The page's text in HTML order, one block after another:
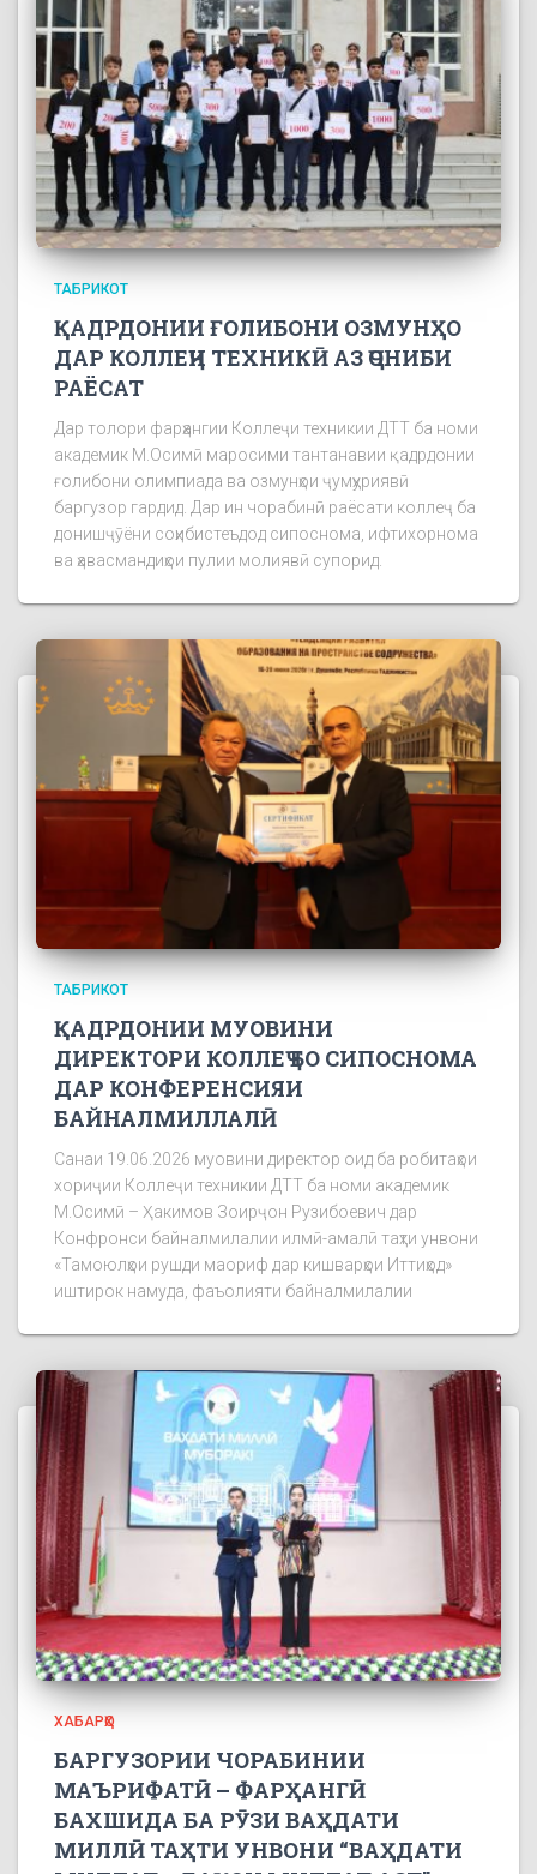
ТАБРИКОТ
ҚАДРДОНИИ ҒОЛИБОНИ ОЗМУНҲО
ДАР КОЛЛЕҶИ ТЕХНИКӢ АЗ ҶОНИБИ
РАЁСАТ
Дар толори фарҳангии Коллеҷи техникии ДТТ ба номи
академик М.Осимӣ маросими тантанавии қадрдонии
ғолибони олимпиада ва озмунҳои ҷумҳуриявӣ
баргузор гардид. Дар ин чорабинӣ раёсати коллеҷ ба
донишҷӯёни соҳибистеъдод сипоснома, ифтихорнома
ва ҳавасмандиҳои пулии молиявӣ супорид.
ТАБРИКОТ
ҚАДРДОНИИ МУОВИНИ
ДИРЕКТОРИ КОЛЛЕҶ БО СИПОСНОМА
ДАР КОНФЕРЕНСИЯИ
БАЙНАЛМИЛЛАЛӢ
Санаи 19.06.2026 муовини директор оид ба робитаҳои
хориҷии Коллеҷи техникии ДТТ ба номи академик
М.Осимӣ – Ҳакимов Зоирҷон Рузибоевич дар
Конфронси байналмилалии илмӣ-амалӣ таҳти унвони
«Тамоюлҳои рушди маориф дар кишварҳои Иттиҳод»
иштирок намуда, фаъолияти байналмилалии
ХАБАРҲО
БАРГУЗОРИИ ЧОРАБИНИИ
МАЪРИФАТӢ – ФАРҲАНГӢ
БАХШИДА БА РӮЗИ ВАҲДАТИ
МИЛЛӢ ТАҲТИ УНВОНИ “ВАҲДАТИ